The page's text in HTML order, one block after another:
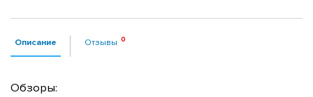
Описание Отзывы
Обзоры: